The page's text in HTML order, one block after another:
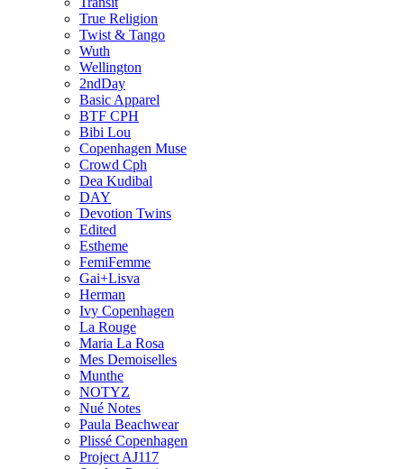
True Religion
Twist & Tango
Wuth
Wellington
2ndDay
Basic Apparel
BTF CPH
Bibi Lou
Copenhagen Muse
Crowd Cph
Dea Kudibal
DAY
Devotion Twins
Edited
Estheme
FemiFemme
Gai+Lisva
Herman
Ivy Copenhagen
La Rouge
Maria La Rosa
Mes Demoiselles
Munthe
NOTYZ
Nué Notes
Paula Beachwear
Plissé Copenhagen
Project AJ117